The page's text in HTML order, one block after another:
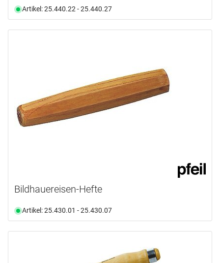
Artikel: 25.440.22 - 25.440.27
Bildhauereisen-Hefte
Artikel: 25.430.01 - 25.430.07